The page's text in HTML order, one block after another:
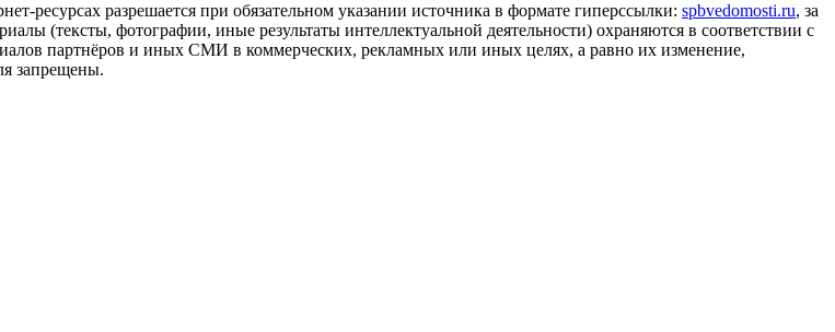
ресурсах разрешается при обязательном указании источника в формате гиперссылки: spbvedomosti.ru, за
(тексты, фотографии, иные результаты интеллектуальной деятельности) охраняются в соответствии с
партнёров и иных СМИ в коммерческих, рекламных или иных целях, а равно их изменение,
запрещены.